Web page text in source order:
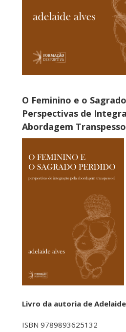
O Feminino e o
Perspectivas de
Abordagem
Livro da autoria de
ISBN 9789893625132